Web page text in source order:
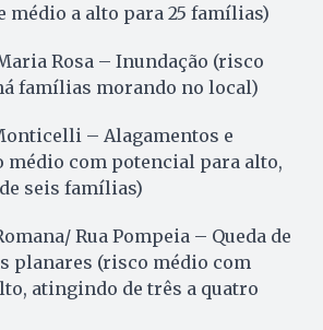
médio a alto para 25 famílias)
Rosa – Inundação (risco
famílias morando no local)
– Alagamentos e
médio com potencial para alto,
seis famílias)
Rua Pompeia – Queda de
planares (risco médio com
atingindo de três a quatro